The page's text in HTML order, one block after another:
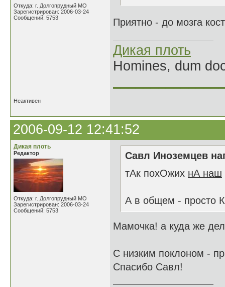
Откуда: г. Долгопрудный МО
Зарегистрирован: 2006-03-24
Сообщений: 5753
Приятно - до мозга
Дикая плоть
Homines, dum
Неактивен
2006-09-12 12:41:52
Дикая плоть
Редактор
Откуда: г. Долгопрудный МО
Зарегистрирован: 2006-03-24
Сообщений: 5753
Савл Иноземцев
тАк похОжих нА наш
А в общем - просто
Мамочка! а куда же
С низким поклоном -
Спасибо Савл!